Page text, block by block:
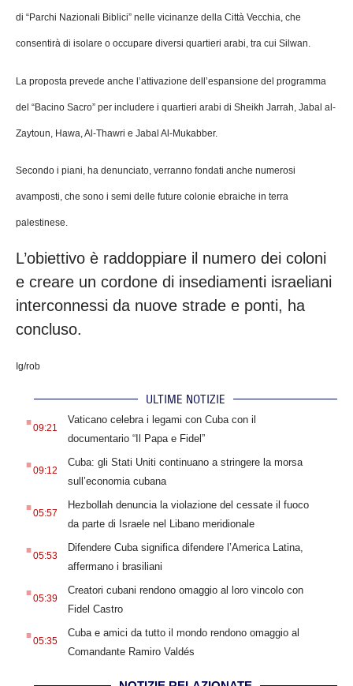
di “Parchi Nazionali Biblici” nelle vicinanze della Città Vecchia, che
consentirà di isolare o occupare diversi quartieri arabi, tra cui Silwan.
La proposta prevede anche l’attivazione dell’espansione del programma
del “Bacino Sacro” per includere i quartieri arabi di Sheikh Jarrah, Jabal al-
Zaytoun, Hawa, Al-Thawri e Jabal Al-Mukabber.
Secondo i piani, ha denunciato, verranno fondati anche numerosi
avamposti, che sono i semi delle future colonie ebraiche in terra
palestinese.
L’obiettivo è raddoppiare il numero dei coloni
e creare un cordone di insediamenti israeliani
interconnessi da nuove strade e ponti, ha
concluso.
Ig/rob
ULTIME NOTIZIE
.09:21
Vaticano celebra i legami con Cuba con il
documentario “Il Papa e Fidel”
.09:12
Cuba: gli Stati Uniti continuano a stringere la morsa
sull’economia cubana
.05:57
Hezbollah denuncia la violazione del cessate il fuoco
da parte di Israele nel Libano meridionale
.05:53
Difendere Cuba significa difendere l’America Latina,
affermano i brasiliani
.05:39
Creatori cubani rendono omaggio al loro vincolo con
Fidel Castro
.05:35
Cuba e amici da tutto il mondo rendono omaggio al
Comandante Ramiro Valdés